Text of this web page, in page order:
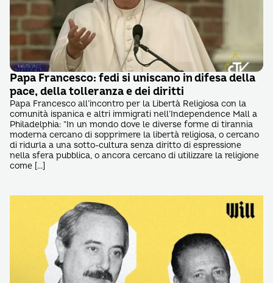
Papa Francesco: fedi si uniscano in difesa della
pace, della tolleranza e dei diritti
Papa Francesco‬ all’incontro per la Libertà Religiosa con la
comunità ispanica e altri immigrati nell’Independence Mall a
Philadelphia: “In un mondo dove le diverse forme di tirannia
moderna cercano di sopprimere la libertà religiosa, o cercano
di ridurla a una sotto-cultura senza diritto di espressione
nella sfera pubblica, o ancora cercano di utilizzare la religione
come […]